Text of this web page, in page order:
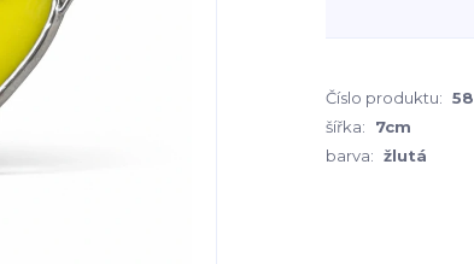
Číslo produktu: 58
šířka:
7cm
barva: žlutá